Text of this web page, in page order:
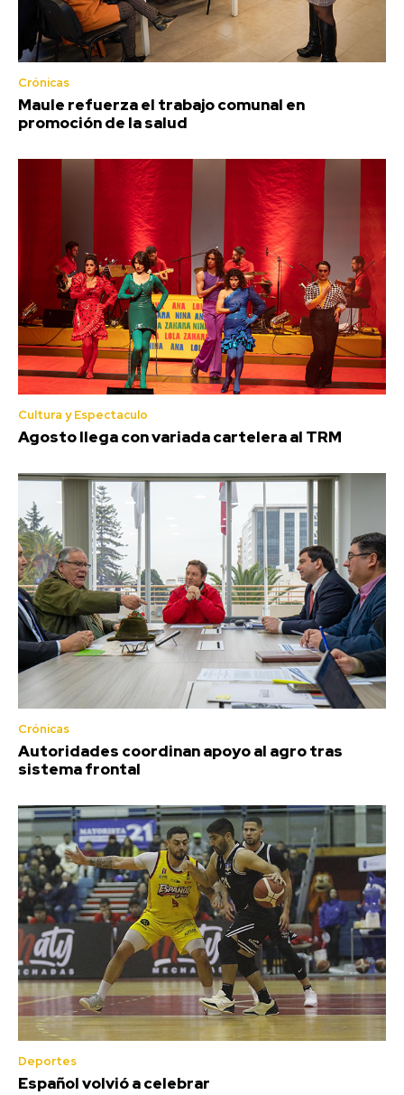
Crónicas
Maule refuerza el trabajo comunal en
promoción de la salud
Cultura y Espectaculo
Agosto llega con variada cartelera al TRM
Crónicas
Autoridades coordinan apoyo al agro tras
sistema frontal
Deportes
Español volvió a celebrar